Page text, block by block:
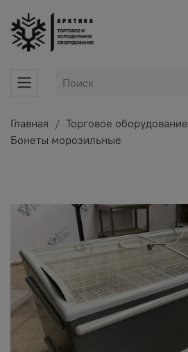
Главная
Торговое оборудование
Бонеты морозильные